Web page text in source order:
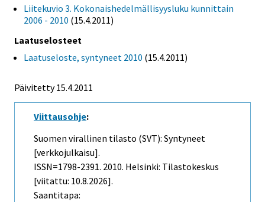
Liitekuvio 3. Kokonaishedelmällisyysluku kunnittain
2006 - 2010 (15.4.2011)
Laatuselosteet
Laatuseloste, syntyneet 2010 (15.4.2011)
Päivitetty 15.4.2011
Viittausohje:
Suomen virallinen tilasto (SVT): Syntyneet
[verkkojulkaisu].
ISSN=1798-2391. 2010. Helsinki: Tilastokeskus
[viitattu: 10.8.2026].
Saantitapa: